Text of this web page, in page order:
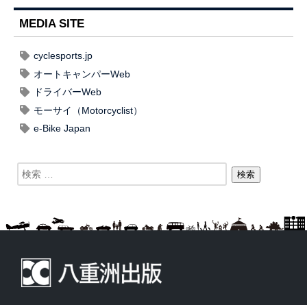
MEDIA SITE
cyclesports.jp
オートキャンパーWeb
ドライバーWeb
モーサイ（Motorcyclist）
e-Bike Japan